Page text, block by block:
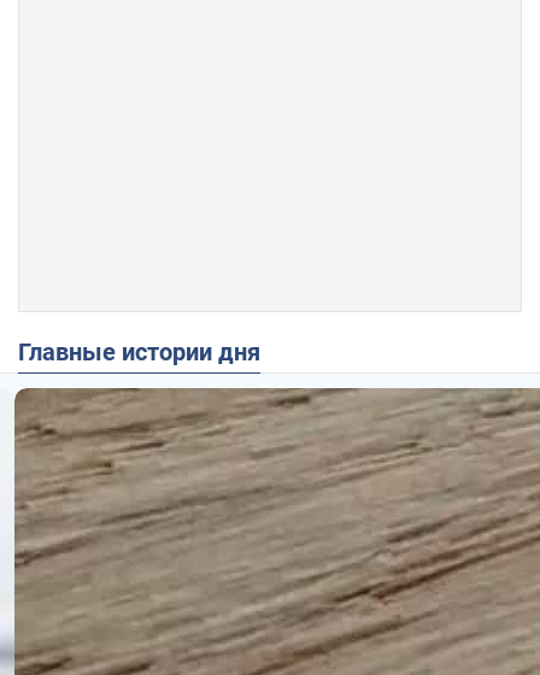
Главные истории дня